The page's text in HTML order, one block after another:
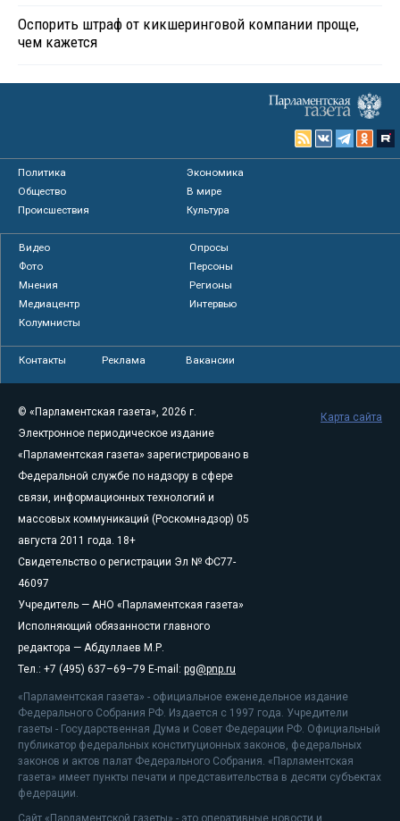
Оспорить штраф от кикшеринговой компании проще,
чем кажется
Политика
Экономика
Общество
В мире
Происшествия
Культура
Видео
Опросы
Фото
Персоны
Мнения
Регионы
Медиацентр
Интервью
Колумнисты
Контакты Реклама Вакансии
© «Парламентская газета», 2026 г.
Электронное периодическое издание
«Парламентская газета» зарегистрировано в
Федеральной службе по надзору в сфере
связи, информационных технологий и
массовых коммуникаций (Роскомнадзор) 05
августа 2011 года. 18+
Свидетельство о регистрации Эл № ФС77-
46097
Учредитель — АНО «Парламентская газета»
Исполняющий обязанности главного
редактора — Абдуллаев М.Р.
Тел.: +7 (495) 637–69–79 E-mail: pg@pnp.ru
«Парламентская газета» - официальное еженедельное издание
Федерального Собрания РФ. Издается с 1997 года. Учредители
газеты - Государственная Дума и Совет Федерации РФ. Официальный
публикатор федеральных конституционных законов, федеральных
законов и актов палат Федерального Собрания. «Парламентская
газета» имеет пункты печати и представительства в десяти субъектах
федерации.
Сайт «Парламентской газеты» - это оперативные новости и
Карта сайта